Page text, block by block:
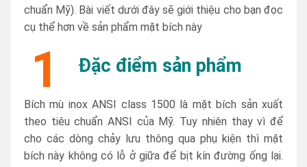
chuẩn Mỹ). Bài viết dưới đây sẽ giới thiệu cho bạn đọc
cụ thể hơn về sản phẩm mặt bích này
1 Đặc điểm sản phẩm
Bích mù inox ANSI class 1500 là mặt bích sản xuất
theo tiêu chuẩn ANSI của Mỹ. Tuy nhiên thay vì để
cho các dòng chảy lưu thông qua phụ kiện thì mặt
bích này không có lỗ ở giữa để bịt kín đường ống lại.